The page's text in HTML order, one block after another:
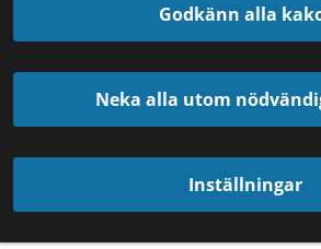
Godkänn alla
Neka alla utom
Inställningar